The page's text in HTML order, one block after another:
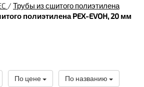
/ Трубы из сшитого полиэтилена
полиэтилена PEX-EVOH, 20 мм
По цене По названию